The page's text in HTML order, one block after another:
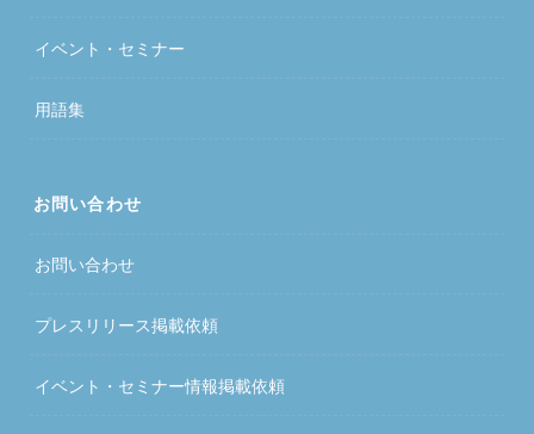
イベント・セミナー
用語集
お問い合わせ
お問い合わせ
プレスリリース掲載依頼
イベント・セミナー情報掲載依頼